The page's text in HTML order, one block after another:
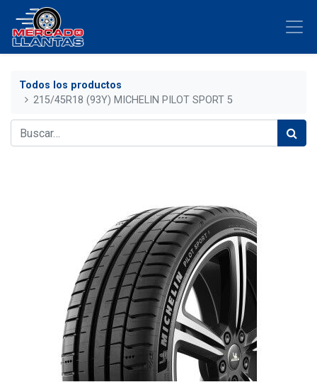
Todos los productos
215/45R18 (93Y) MICHELIN PILOT SPORT 5